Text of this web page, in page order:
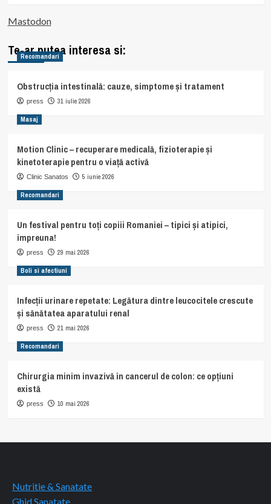
Mastodon
Te-ar putea interesa si:
Recomandari
Obstrucția intestinală: cauze, simptome și tratament
press 31 iulie 2026
Masaj
Motion Clinic – recuperare medicală, fizioterapie și
kinetoterapie pentru o viață activă
Clinic Sanatos 5 iunie 2026
Recomandari
Un festival pentru toți copiii Romaniei – tipici și atipici,
impreuna!
press 29 mai 2026
Boli si afectiuni
Infecții urinare repetate: Legătura dintre leucocitele crescute
și sănătatea aparatului renal
press 21 mai 2026
Recomandari
Chirurgia minim invazivă în cancerul de colon: ce opțiuni
există
press 10 mai 2026
Nutritie & Sanatate
Ghid Sanatate